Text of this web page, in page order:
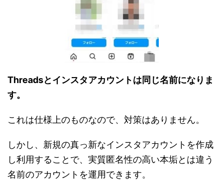
Threadsとインスタアカウントは同じ名前になりま
す。
これは仕様上のものなので、対策はありません。
しかし、新規の真っ新なインスタアカウントを作成
し利用することで、実質匿名性の高い本垢とは違う
名前のアカウントを運用できます。